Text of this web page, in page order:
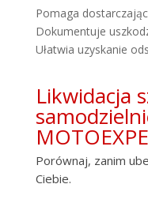
Pomaga
Dokumentuje
Ułatwia uzyskanie
Likwidacja
Porównaj, zanim
Ciebie.